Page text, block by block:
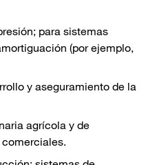
para sistemas
(por ejemplo,
y aseguramiento de la
agrícola y de